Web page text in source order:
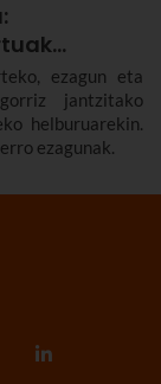
ezagun eta
jantzitako
helburuarekin.
ezagunak.